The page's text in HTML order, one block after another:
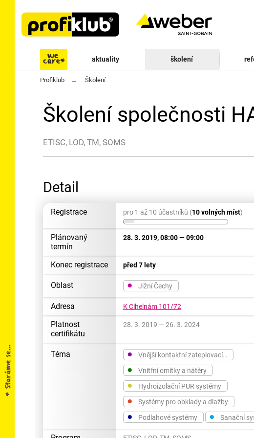
aktuality školení
Profiklub Školení
Školení společnosti
ETISC, LOD, TM, SOMS
Detail
Registrace pro 1 až 10 účastníků (10 volných míst)
Plánovaný
termín
28. 3. 2019, 08:00 — 09:00
Konec registrace před 7 lety
Oblast ● Jižní Čechy
Adresa K Cihelnám 101/72
Platnost
certifikátu
28. 3. 2019 — 26. 3. 2024
Téma ● Vnější kontaktní zateplovací…
● Vnitřní omítky a nátěry
● Hydroizolační PUR systémy
● Systémy pro obklady a dlažby
● Podlahové systémy ● Sanační